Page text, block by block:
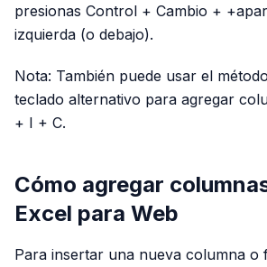
presionas Control + Cambio +
izquierda (o debajo).
Nota: También puede usar el
teclado alternativo para agregar
+ I + C.
Cómo agregar
Excel para Web
Para insertar una nueva columna o